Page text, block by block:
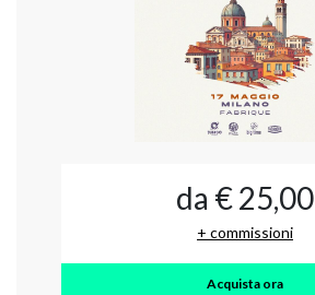
da € 25,00
+ commissioni
Acquista ora